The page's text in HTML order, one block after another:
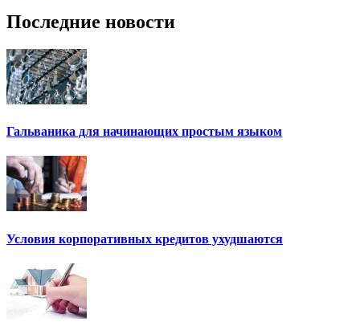
Последние новости
Гальваника для начинающих простым языком
Условия корпоративных кредитов ухудшаются